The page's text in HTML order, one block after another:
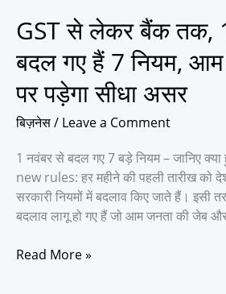
GST से लेकर बैंक तक,
बदल गए हैं 7 नियम, आम
पर पड़ेगा सीधा असर
बिज़नेस/ Leave a Comment
1 नवंबर से बदल गए 7 बड़े नियम – जानिए
new rules: हर महीने की पहली तारीख को
सरकारी नियमों में बदलाव किए जाते हैं। इसी
बदलाव लागू हो गए हैं जो आम जनता की जेब और
लोगों
जेब
पर
पड़ेगा
सीधा
Read More »